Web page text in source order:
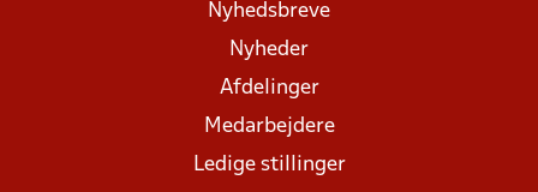
Nyhedsbreve
Nyheder
Afdelinger
Medarbejdere
Ledige stillinger